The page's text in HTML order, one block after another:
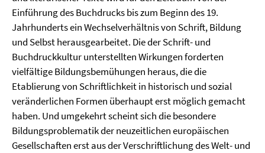
Einführung des Buchdrucks bis zum Beginn des 19.
Jahrhunderts ein Wechselverhältnis von Schrift, Bildung
und Selbst herausgearbeitet. Die der Schrift- und
Buchdruckkultur unterstellten Wirkungen forderten
vielfältige Bildungsbemühungen heraus, die die
Etablierung von Schriftlichkeit in historisch und sozial
veränderlichen Formen überhaupt erst möglich gemacht
haben. Und umgekehrt scheint sich die besondere
Bildungsproblematik der neuzeitlichen europäischen
Gesellschaften erst aus der Verschriftlichung des Welt- und